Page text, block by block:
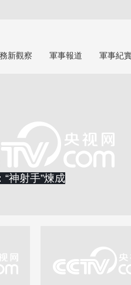
新觀察 軍事報道 軍事紀
神射手”煉成